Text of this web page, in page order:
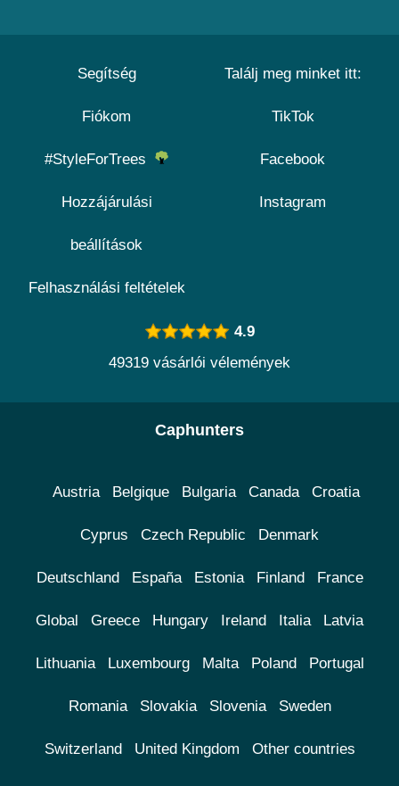
Segítség
Fiókom
#StyleForTrees
Hozzájárulási
beállítások
Felhasználási feltételek
Találj meg minket itt:
TikTok
Facebook
Instagram
4.9
49319 vásárlói vélemények
Caphunters
Austria Belgique Bulgaria Canada Croatia
Cyprus Czech Republic Denmark
Deutschland España Estonia Finland France
Global Greece Hungary Ireland Italia Latvia
Lithuania Luxembourg Malta Poland Portugal
Romania Slovakia Slovenia Sweden
Switzerland United Kingdom Other countries